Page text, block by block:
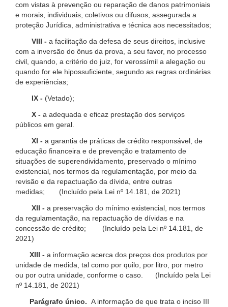
com vistas à prevenção ou reparação de danos patrimoniais
e morais, individuais, coletivos ou difusos, assegurada a
proteção Jurídica, administrativa e técnica aos necessitados;
VIII - a facilitação da defesa de seus direitos, inclusive
com a inversão do ônus da prova, a seu favor, no processo
civil, quando, a critério do juiz, for verossímil a alegação ou
quando for ele hipossuficiente, segundo as regras ordinárias
de experiências;
IX - (Vetado);
X - a adequada e eficaz prestação dos serviços
públicos em geral.
XI - a garantia de práticas de crédito responsável, de
educação financeira e de prevenção e tratamento de
situações de superendividamento, preservado o mínimo
existencial, nos termos da regulamentação, por meio da
revisão e da repactuação da dívida, entre outras
medidas; (Incluído pela Lei nº 14.181, de 2021)
XII - a preservação do mínimo existencial, nos termos
da regulamentação, na repactuação de dívidas e na
concessão de crédito; (Incluído pela Lei nº 14.181, de
2021)
XIII - a informação acerca dos preços dos produtos por
unidade de medida, tal como por quilo, por litro, por metro
ou por outra unidade, conforme o caso. (Incluído pela Lei
nº 14.181, de 2021)
Parágrafo único. A informação de que trata o inciso III